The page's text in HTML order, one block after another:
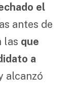
el
antes de
las que
a
alcanzó